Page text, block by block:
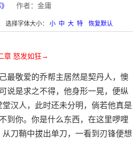
作者：金庸
选择字体大小： 小 中 大 特 恢复默认
章 怒发如狂→
最敬爱的乔帮主居然是契丹人，懊
说是求之不得，他身形一晃，便纵
汉人，此时还未分明，倘若他真是
到你。你是什么东西，在这里啰哩
刀鞘中拔出单刀，一看到刃锋便想